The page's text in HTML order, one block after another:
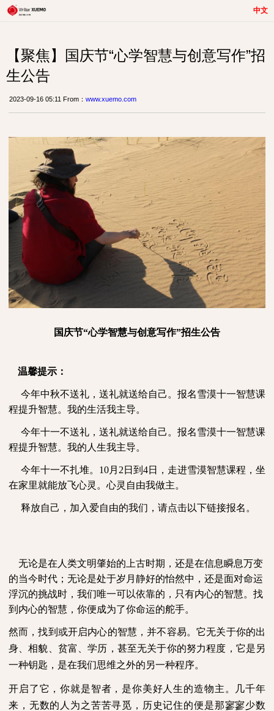
中文
【聚焦】国庆节“心学智慧与创意写作”招
生公告
2023-09-16 05:11 From： www.xuemo.com
国庆节“心学智慧与创意写作”招生公告
温馨提示：
今年中秋不送礼，送礼就送给自己。报名雪漠十一智慧课
程提升智慧。我的生活我主导。
今年十一不送礼，送礼就送给自己。报名雪漠十一智慧课
程提升智慧。我的人生我主导。
今年十一不扎堆。10月2日到4日，走进雪漠智慧课程，坐
在家里就能放飞心灵。心灵自由我做主。
释放自己，加入爱自由的我们，请点击以下链接报名。
无论是在人类文明肇始的上古时期，还是在信息瞬息万变
的当今时代；无论是处于岁月静好的怡然中，还是面对命运
浮沉的挑战时，我们唯一可以依靠的，只有内心的智慧。找
到内心的智慧，你便成为了你命运的舵手。
然而，找到或开启内心的智慧，并不容易。它无关于你的出
身、相貌、贫富、学历，甚至无关于你的努力程度，它是另
一种钥匙，是在我们思维之外的另一种程序。
开启了它，你就是智者，是你美好人生的造物主。几千年
来，无数的人为之苦苦寻觅，历史记住的便是那寥寥少数